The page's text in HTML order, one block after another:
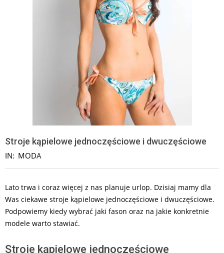
Stroje kąpielowe jednoczęściowe i dwuczęściowe
IN: MODA
Lato trwa i coraz więcej z nas planuje urlop. Dzisiaj mamy dla
Was ciekawe stroje kąpielowe jednoczęściowe i dwuczęściowe.
Podpowiemy kiedy wybrać jaki fason oraz na jakie konkretnie
modele warto stawiać.
Stroje kąpielowe jednoczęściowe